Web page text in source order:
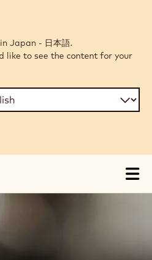
Japan - 日本語.
like to see the content for your